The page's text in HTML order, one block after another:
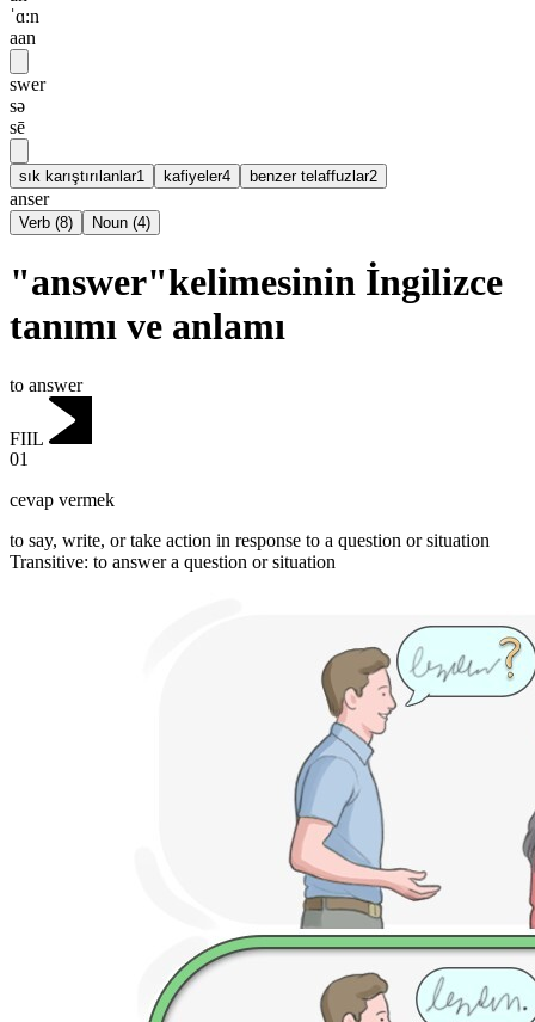
ˈɑ:n
aan
swer
sə
sē
sık karıştırılanlar1 kafiyeler4 benzer telaffuzlar2
anser
Verb (8) Noun (4)
"answer"kelimesinin İngilizce
tanımı ve anlamı
to answer
FIIL
01
cevap vermek
to say, write, or take action in response to a question or situation
Transitive: to answera question or situation